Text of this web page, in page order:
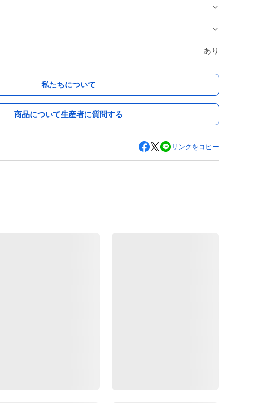
あり
私たちについて
商品について生産者に質問する
リンクをコピー